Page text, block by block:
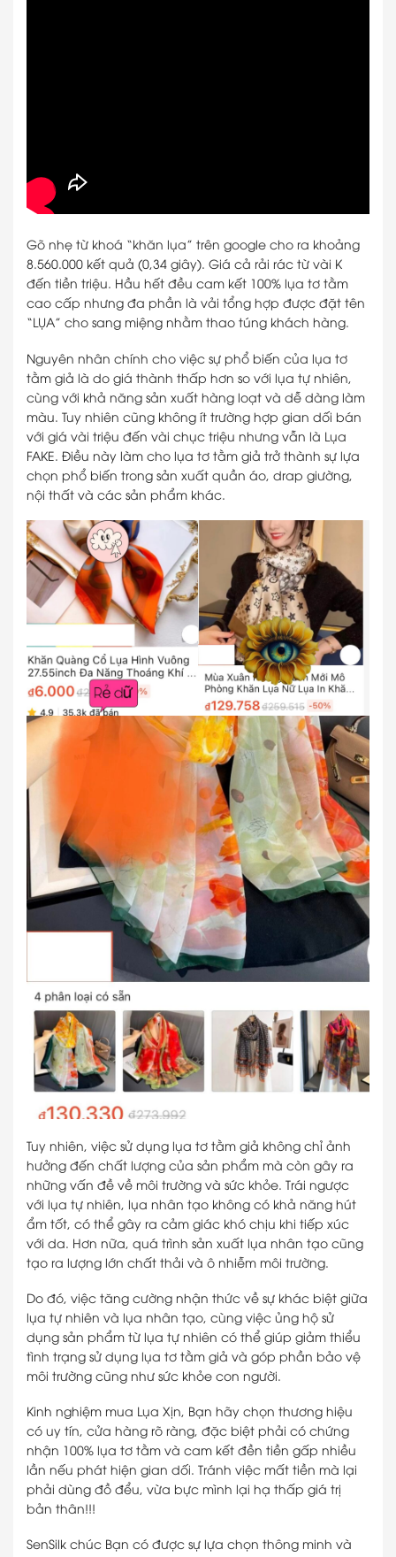
Gõ nhẹ từ khoá “khăn lụa” trên google cho ra khoảng
8.560.000 kết quả (0,34 giây). Giá cả rải rác từ vài K
đến tiền triệu. Hầu hết đều cam kết 100% lụa tơ tằm
cao cấp nhưng đa phần là vải tổng hợp được đặt tên
“LỤA” cho sang miệng nhằm thao túng khách hàng.
Nguyên nhân chính cho việc sự phổ biến của lụa tơ
tằm giả là do giá thành thấp hơn so với lụa tự nhiên,
cùng với khả năng sản xuất hàng loạt và dễ dàng làm
màu. Tuy nhiên cũng không ít trường hợp gian dối bán
với giá vài triệu đến vài chục triệu nhưng vẫn là Lụa
FAKE. Điều này làm cho lụa tơ tằm giả trở thành sự lựa
chọn phổ biến trong sản xuất quần áo, drap giường,
nội thất và các sản phẩm khác.
Tuy nhiên, việc sử dụng lụa tơ tằm giả không chỉ ảnh
hưởng đến chất lượng của sản phẩm mà còn gây ra
những vấn đề về môi trường và sức khỏe. Trái ngược
với lụa tự nhiên, lụa nhân tạo không có khả năng hút
ẩm tốt, có thể gây ra cảm giác khó chịu khi tiếp xúc
với da. Hơn nữa, quá trình sản xuất lụa nhân tạo cũng
tạo ra lượng lớn chất thải và ô nhiễm môi trường.
Do đó, việc tăng cường nhận thức về sự khác biệt giữa
lụa tự nhiên và lụa nhân tạo, cùng việc ủng hộ sử
dụng sản phẩm từ lụa tự nhiên có thể giúp giảm thiểu
tình trạng sử dụng lụa tơ tằm giả và góp phần bảo vệ
môi trường cũng như sức khỏe con người.
Kinh nghiệm mua Lụa Xịn, Bạn hãy chọn thương hiệu
có uy tín, cửa hàng rõ ràng, đặc biệt phải có chứng
nhận 100% lụa tơ tằm và cam kết đền tiền gấp nhiều
lần nếu phát hiện gian dối. Tránh việc mất tiền mà lại
phải dùng đồ đểu, vừa bực mình lại hạ thấp giá trị
bản thân!!!
SenSilk chúc Bạn có được sự lựa chọn thông minh và